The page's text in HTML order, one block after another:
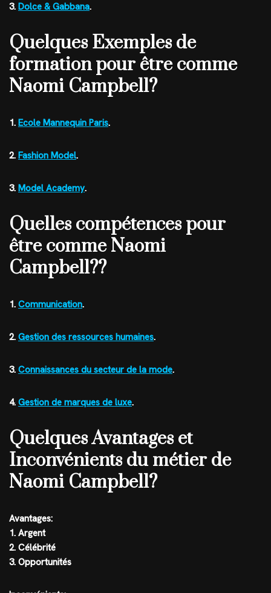
3. Dolce & Gabbana.
Quelques Exemples de
formation pour être comme
Naomi Campbell?
1. Ecole Mannequin Paris.
2. Fashion Model.
3. Model Academy.
Quelles compétences pour
être comme Naomi
Campbell??
1. Communication.
2. Gestion des ressources humaines.
3. Connaissances du secteur de la mode.
4. Gestion de marques de luxe.
Quelques Avantages et
Inconvénients du métier de
Naomi Campbell?
Avantages:
1. Argent
2. Célébrité
3. Opportunités